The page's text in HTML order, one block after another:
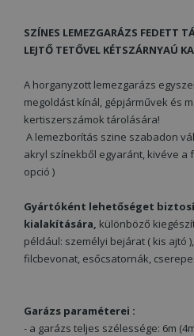
SZÍNES LEMEZGARÁZS FEDETT
LEJTŐ TETŐVEL KÉTSZÁRNYAÚ
A horganyzott lemezgarázs
megoldást kínál, gépjárművek és
kertiszerszámok tárolására!
A lemezborítás szine szabadon
akryl színekből egyaránt, kivéve a
opció )
Gyártóként lehetőséget
kialakítására, különböző
például: személyi bejárat ( kis ajtó
filcbevonat, esőcsatornák,
Garázs paraméterei :
- a garázs teljes szélessége: 6m